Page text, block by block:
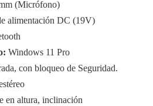
(Micrófono)
alimentación DC (19V)
Windows 11 Pro
con bloqueo de Seguridad.
en altura, inclinación